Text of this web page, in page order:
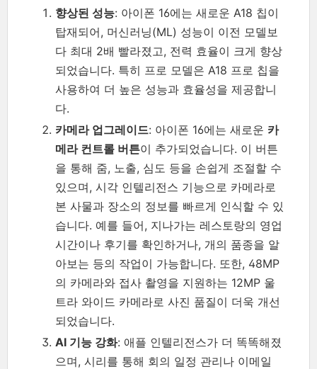
향상된 성능: 아이폰 16에는 새로운 A18 칩이
탑재되어, 머신러닝(ML) 성능이 이전 모델보
다 최대 2배 빨라졌고, 전력 효율이 크게 향상
되었습니다. 특히 프로 모델은 A18 프로 칩을
사용하여 더 높은 성능과 효율성을 제공합니
다.
카메라 업그레이드: 아이폰 16에는 새로운 카
메라 컨트롤 버튼이 추가되었습니다. 이 버튼
을 통해 줌, 노출, 심도 등을 손쉽게 조절할 수
있으며, 시각 인텔리전스 기능으로 카메라로
본 사물과 장소의 정보를 빠르게 인식할 수 있
습니다. 예를 들어, 지나가는 레스토랑의 영업
시간이나 후기를 확인하거나, 개의 품종을 알
아보는 등의 작업이 가능합니다. 또한, 48MP
의 카메라와 접사 촬영을 지원하는 12MP 울
트라 와이드 카메라로 사진 품질이 더욱 개선
되었습니다.
AI 기능 강화: 애플 인텔리전스가 더 똑똑해졌
으며, 시리를 통해 회의 일정 관리나 이메일